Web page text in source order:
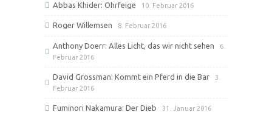
Abbas Khider: Ohrfeige 10. Februar 2016
Roger Willemsen 8. Februar 2016
Anthony Doerr: Alles Licht, das wir nicht sehen
6.
Februar 2016
David Grossman: Kommt ein Pferd in die Bar
3.
Februar 2016
Fuminori Nakamura: Der Dieb 31. Januar 2016